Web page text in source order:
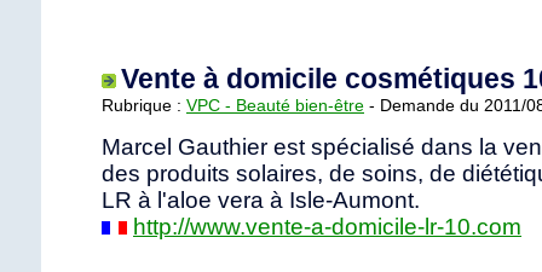
Vente à domicile cosmétiques
Rubrique : VPC - Beauté bien-être - Demande du 2011/
Marcel Gauthier est spécialisé dans la
des produits solaires, de soins, de
LR à l'aloe vera à Isle-Aumont.
http://www.vente-a-domicile-lr-10.com